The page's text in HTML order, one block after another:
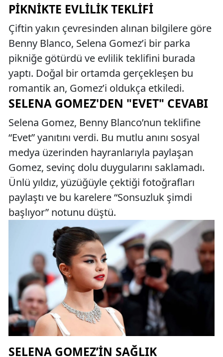
PIKNIKTE EVLILIK TEKLIFI
Çiftin yakın çevresinden alınan bilgilere göre
Benny Blanco, Selena Gomez’i bir parka
pikniğe götürdü ve evlilik teklifini burada
yaptı. Doğal bir ortamda gerçekleşen bu
romantik an, Gomez’i oldukça etkiledi.
SELENA GOMEZ'DEN "EVET" CEVABI
Selena Gomez, Benny Blanco’nun teklifine
“Evet” yanıtını verdi. Bu mutlu anını sosyal
medya üzerinden hayranlarıyla paylaşan
Gomez, sevinç dolu duygularını saklamadı.
Ünlü yıldız, yüzüğüyle çektiği fotoğrafları
paylaştı ve bu karelere “Sonsuzluk şimdi
başlıyor” notunu düştü.
SELENA GOMEZ’IN SAĞLIK